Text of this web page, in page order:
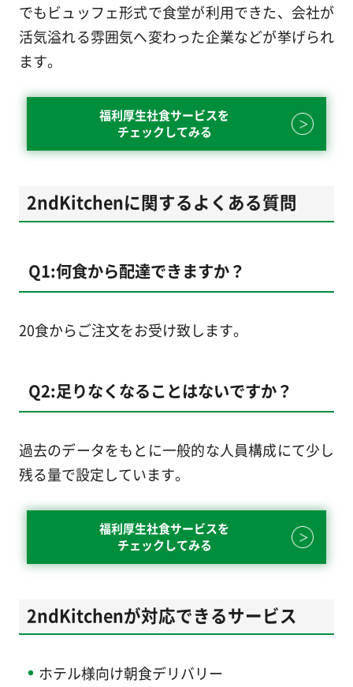
でもビュッフェ形式で食堂が利用できた、会社が
活気溢れる雰囲気へ変わった企業などが挙げられ
ます。
福利厚生社食サービスを
チェックしてみる
2ndKitchenに関するよくある質問
Q1:何食から配達できますか？
20食からご注文をお受け致します。
Q2:足りなくなることはないですか？
過去のデータをもとに一般的な人員構成にて少し
残る量で設定しています。
福利厚生社食サービスを
チェックしてみる
2ndKitchenが対応できるサービス
ホテル様向け朝食デリバリー